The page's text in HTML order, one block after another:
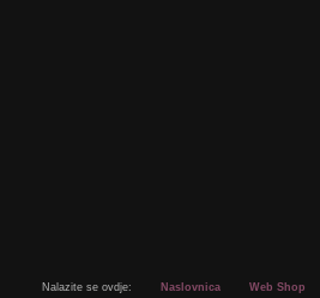
Nalazite se ovdje: Naslovnica Web Shop